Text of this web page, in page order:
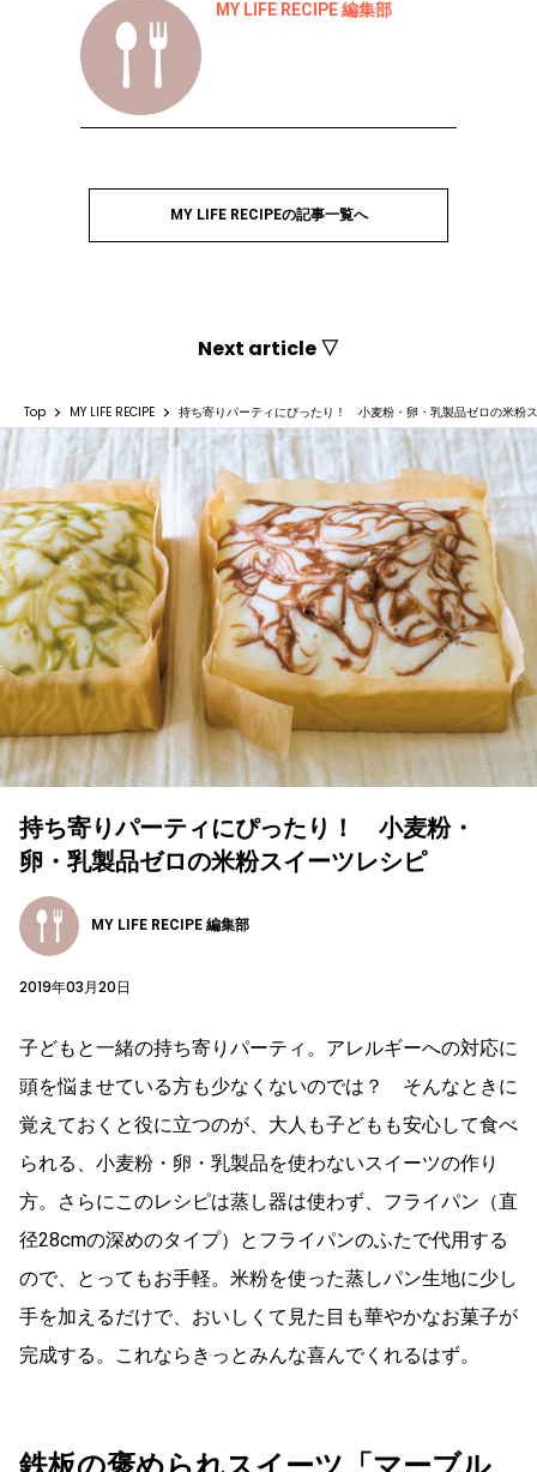
MY LIFE RECIPE 編集部
MY LIFE RECIPEの記事一覧へ
Next article ▽
Top MY LIFE RECIPE 持ち寄りパーティにぴったり！ 小麦粉・卵・乳製品ゼロの米粉
持ち寄りパーティにぴったり！ 小麦粉・
卵・乳製品ゼロの米粉スイーツレシピ
MY LIFE RECIPE 編集部
2019年03月20日
子どもと一緒の持ち寄りパーティ。アレルギーへの対応に
頭を悩ませている方も少なくないのでは？ そんなときに
覚えておくと役に立つのが、大人も子どもも安心して食べ
られる、小麦粉・卵・乳製品を使わないスイーツの作り
方。さらにこのレシピは蒸し器は使わず、フライパン（直
径28cmの深めのタイプ）とフライパンのふたで代用する
ので、とってもお手軽。米粉を使った蒸しパン生地に少し
手を加えるだけで、おいしくて見た目も華やかなお菓子が
完成する。これならきっとみんな喜んでくれるはず。